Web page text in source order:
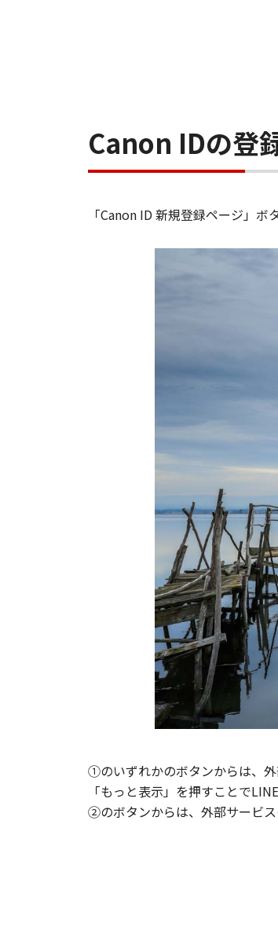
Canon IDの登
「Canon ID 新規登録ページ」ボ
①のいずれかのボタンからは、外
「もっと表示」を押すことで
②のボタンからは、外部サービス